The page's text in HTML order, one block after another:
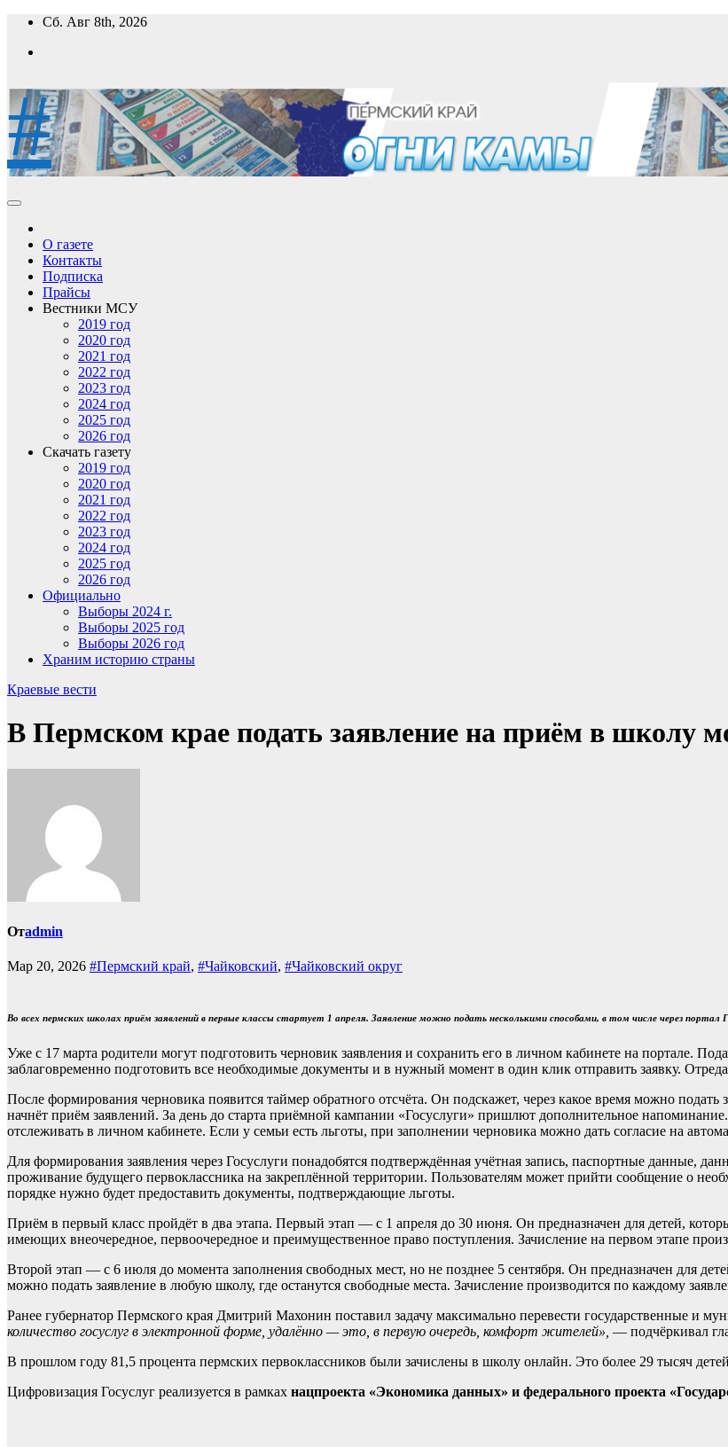
Перейти
содержимому
Сб. Авг 8th, 2026
#
О газете
Контакты
Подписка
Прайсы
Вестники МСУ
2019 год
2020 год
2021 год
2022 год
2023 год
2024 год
2025 год
2026 год
Скачать газету
2019 год
2020 год
2021 год
2022 год
2023 год
2024 год
2025 год
2026 год
Официально
Выборы 2024 г.
Выборы 2025 год
Выборы 2026 год
Храним историю страны
Краевые вести
В Пермском крае подать заявление на приём в школу
Отadmin
Мар 20, 2026 #Пермский край, #Чайковский, #Чайковский округ
Во всех пермских школах приём заявлений в первые классы стартует 1 апреля. Заявление можно подать несколькими способами, в том числе через
Уже с 17 марта родители могут подготовить черновик заявления и сохранить его в личном кабинете на портале.
заблаговременно подготовить все необходимые документы и в нужный момент в один клик отправить заявку.
После формирования черновика появится таймер обратного отсчёта. Он подскажет, через какое время можно
начнёт приём заявлений. За день до старта приёмной кампании «Госуслуги» пришлют дополнительное
отслеживать в личном кабинете. Если у семьи есть льготы, при заполнении черновика можно дать согласие на
Для формирования заявления через Госуслуги понадобятся подтверждённая учётная запись, паспортные данные,
проживание будущего первоклассника на закреплённой территории. Пользователям может прийти сообщение о
порядке нужно будет предоставить документы, подтверждающие льготы.
Приём в первый класс пройдёт в два этапа. Первый этап — с 1 апреля до 30 июня. Он предназначен для детей,
имеющих внеочередное, первоочередное и преимущественное право поступления. Зачисление на первом этапе
Второй этап — с 6 июля до момента заполнения свободных мест, но не позднее 5 сентября. Он предназначен для
можно подать заявление в любую школу, где останутся свободные места. Зачисление производится по каждому
Ранее губернатор Пермского края Дмитрий Махонин поставил задачу максимально перевести государственные и
количество госуслуг в электронной форме, удалённо — это, в первую очередь, комфорт жителей», — подчёркивал
В прошлом году 81,5 процента пермских первоклассников были зачислены в школу онлайн. Это более 29 тысяч
Цифровизация Госуслуг реализуется в рамках нацпроекта «Экономика данных» и федерального проекта